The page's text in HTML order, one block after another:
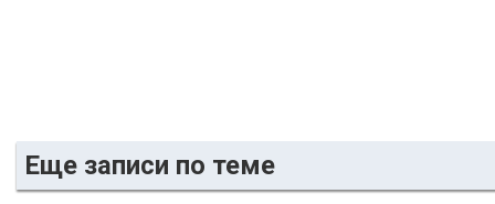
Еще записи по теме